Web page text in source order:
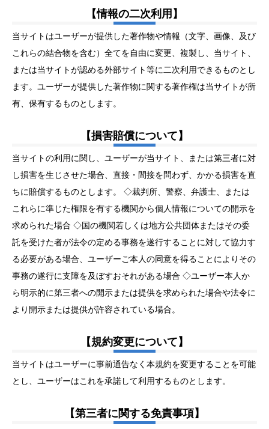
【情報の二次利用】
当サイトはユーザーが提供した著作物や情報（文字、画像、及び
これらの結合物を含む）全てを自由に変更、複製し、当サイト、
または当サイトが認める外部サイト等に二次利用できるものとし
ます。ユーザーが提供した著作物に関する著作権は当サイトが所
有、保有するものとします。
【損害賠償について】
当サイトの利用に関し、ユーザーが当サイト、または第三者に対
し損害を生じさせた場合、直接・間接を問わず、かかる損害を直
ちに賠償するものとします。 ◇裁判所、警察、弁護士、または
これらに準じた権限を有する機関から個人情報についての開示を
求められた場合 ◇国の機関若しくは地方公共団体またはその委
託を受けた者が法令の定める事務を遂行することに対して協力す
る必要がある場合、ユーザーご本人の同意を得ることによりその
事務の遂行に支障を及ぼすおそれがある場合 ◇ユーザー本人か
ら明示的に第三者への開示または提供を求められた場合や法令に
より開示または提供が許容されている場合。
【規約変更について】
当サイトはユーザーに事前通告なく本規約を変更することを可能
とし、ユーザーはこれを承諾して利用するものとします。
【第三者に関する免責事項】